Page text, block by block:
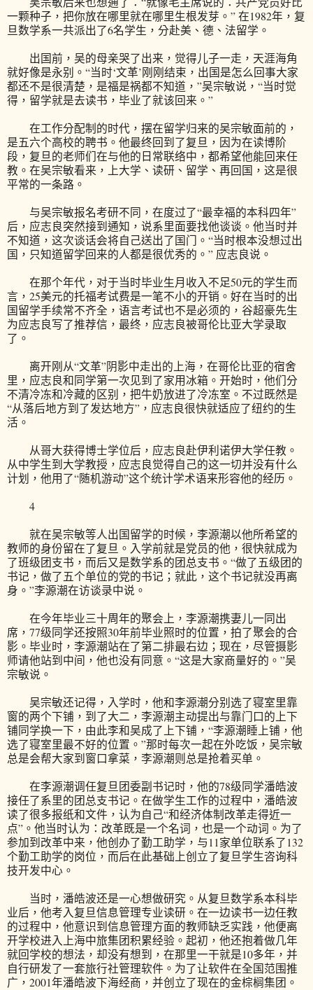
一颗种子，把你放在哪里就在哪里生根发芽。” 在1982年，复
旦数学系一共派出了6名学生，分赴美、德、法留学。
出国前，吴的母亲哭了出来，觉得儿子一走，天涯海角
就好像是永别。“当时‘文革’刚刚结束，出国是怎么回事大家
都还不是很清楚，是福是祸都不知道，”吴宗敏说，“当时觉
得，留学就是去读书，毕业了就该回来。”
在工作分配制的时代，摆在留学归来的吴宗敏面前的，
是五六个高校的聘书。他最终回到了复旦，因为在读博阶
段，复旦的老师们在与他的日常联络中，都希望他能回来任
教。在吴宗敏看来，上大学、读研、留学、再回国，这是很
平常的一条路。
与吴宗敏报名考研不同，在度过了“最幸福的本科四年”
后，应志良突然接到通知，说系里面要找他谈谈。他当时并
不知道，这次谈话会将自己送出了国门。“当时根本没想过出
国，只知道留学回来的人都是很优秀的。” 应志良说。
在那个年代，对于当时毕业生月收入不足50元的学生而
言，25美元的托福考试费是一笔不小的开销。好在当时的出
国留学手续常不齐全，语言考试也不是必须的，谷超豪先生
为应志良写了推荐信，最终，应志良被哥伦比亚大学录取
了。
离开刚从“文革”阴影中走出的上海，在哥伦比亚的宿舍
里，应志良和同学第一次见到了家用冰箱。开始时，他们分
不清冷冻和冷藏的区别，把牛奶放进了冷冻室。不过既然是
“从落后地方到了发达地方”，应志良很快就适应了纽约的生
活。
从哥大获得博士学位后，应志良赴伊利诺伊大学任教。
从中学生到大学教授，应志良觉得自己的这一切并没有什么
计划，他用了“随机游动”这个统计学术语来形容他的经历。
4
就在吴宗敏等人出国留学的时候，李源潮以他所希望的
教师的身份留在了复旦。入学前就是党员的他，很快就成为
了班级团支书，而后又是数学系的团总支书。“做了五级团的
书记，做了五个单位的党的书记；就此，这个书记就没再离
身。”李源潮在访谈录中说。
在今年毕业三十周年的聚会上，李源潮携妻儿一同出
席，77级同学还按照30年前毕业照时的位置，拍了聚会的合
影。毕业时，李源潮站在了第二排最右边；现在，尽管摄影
师请他站到中间，他也没有同意。“这是大家商量好的。”吴
宗敏说。
吴宗敏还记得，入学时，他和李源潮分别选了寝室里靠
窗的两个下铺，到了大二，李源潮主动提出与靠门口的上下
铺同学换一下，由此李和吴成了上下铺，“李源潮睡上铺，他
选了寝室里最不好的位置。”那时每次一起在外吃饭，吴宗敏
总是会帮大家到窗口拿菜，李源潮则总是抢着买单。
在李源潮调任复旦团委副书记时，他的78级同学潘皓波
接任了系里的团总支书记。在做学生工作的过程中，潘皓波
读了很多报纸和文件，认为自己“和经济体制改革走得近一
点”。他当时认为：改革既是一个名词，也是一个动词。为了
参加到改革中来，他创办了勤工助学，与11家单位联系了132
个勤工助学的岗位，而后在此基础上创立了复旦学生咨询科
技开发中心。
当时，潘皓波还是一心想做研究。从复旦数学系本科毕
业后，他考入复旦信息管理专业读研。在一边读书一边任教
的过程中，他意识到信息管理方面的教师缺乏实践，他便离
开学校进入上海中旅集团积累经验。起初，他还抱着做几年
就回学校的想法，却没有想到，在那里一干就是10多年，并
自行研发了一套旅行社管理软件。为了让软件在全国范围推
广，2001年潘皓波下海经商，并创立了现在的金棕榈集团。